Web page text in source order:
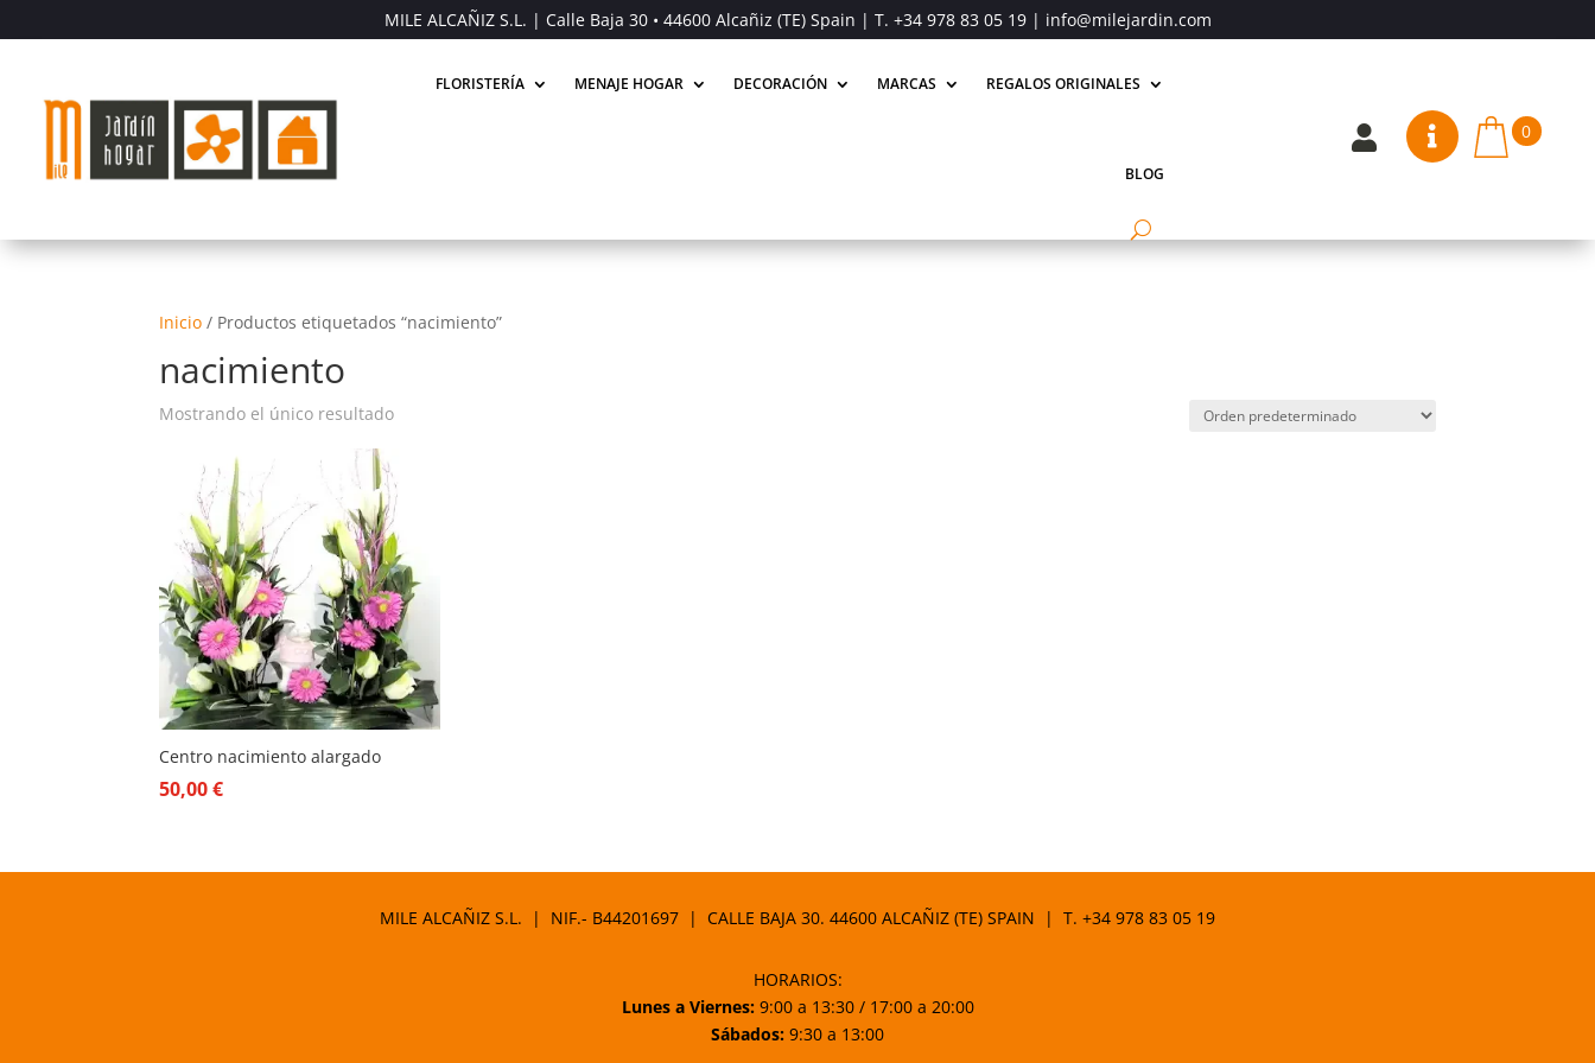
MILE ALCAÑIZ S.L. | Calle Baja 30 • 44600 Alcañiz (TE) Spain | T. +34 978 83 05 19| info@milejardin.com
FLORISTERÍA MENAJE HOGAR DECORACIÓN MARCAS REGALOS ORIGINALES
BLOG
  0
Inicio / Productos etiquetados “nacimiento”
nacimiento
Mostrando el único resultado
Centro nacimiento alargado
50,00€
MILE ALCAÑIZ S.L. | NIF.- B44201697 | CALLE BAJA 30. 44600 ALCAÑIZ (TE) SPAIN | T. +34 978 83 05 19
HORARIOS:
Lunes a Viernes:9:00 a 13:30 / 17:00 a 20:00
Sábados: 9:30 a 13:00